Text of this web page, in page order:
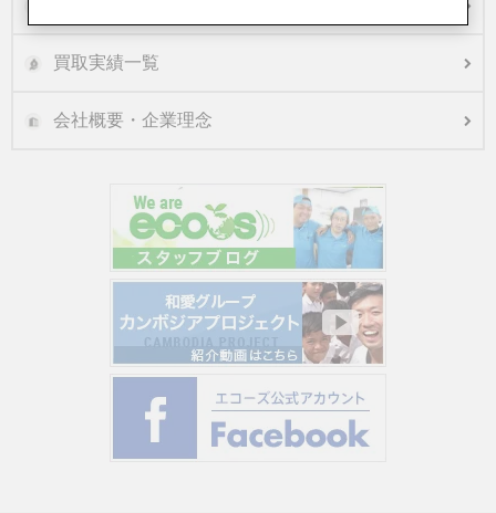
買取実績一覧
会社概要・企業理念